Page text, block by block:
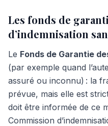
Les fonds de
d’indemnisation
Le Fonds de Garantie
(par exemple quand
assuré ou inconnu) : la
prévue, mais elle est
doit être informée de ce
Commission